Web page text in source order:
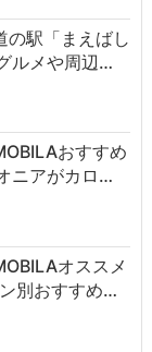
の駅「まえばし
ルメや周辺…
おすすめ
ニアがカロ…
オススメ
別おすすめ…